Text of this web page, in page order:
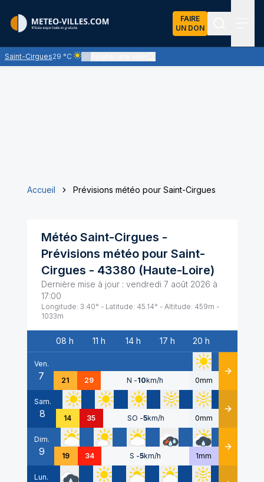
FAIRE
UN DON
Saint-Cirgues29 °C
Ciel clair - quasiment pas de nuages et un soleil
Accueil Prévisions météo pour Saint-Cirgues
Météo Saint-Cirgues -
Prévisions météo pour Saint-
Cirgues - 43380 (Haute-Loire)
Dernière mise à jour : vendredi 7 août 2026 à
17:00
Longitude: 3.40° - Latitude: 45.14° - Altitude: 459m -
1033m
Date
08 h 11 h 14 h 17 h 20 h
Ven.
7 21 29 N -10km/h 0mm Détails
Sam.
8 14 35 SO -5km/h 0mm Détails
Dim.
9 19 34 S -5km/h 1mm Détails
Lun.